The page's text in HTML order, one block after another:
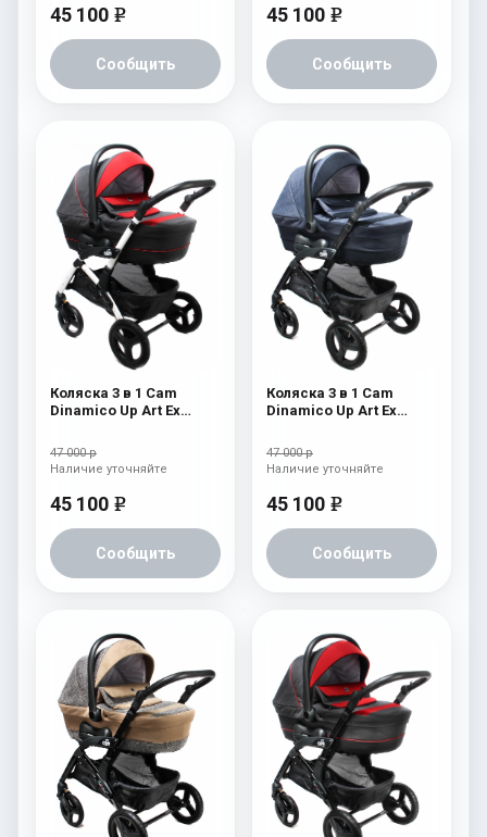
45 100 e
Сообщить
45 100 e
Сообщить
Коляска 3 в 1 Cam
Dinamico Up Art Ex
47 000 р
45 100 e
Сообщить
Наличие уточняйте
Коляска 3 в 1 Cam
Dinamico Up Art Ex
47 000 р
45 100 e
Сообщить
Наличие уточняйте